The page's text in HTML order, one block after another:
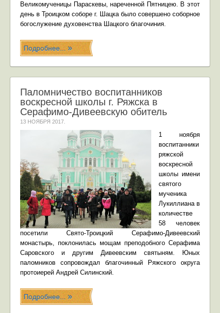
Великомученицы Параскевы, нареченной Пятницею. В этот
день в Троицком соборе г. Шацка было совершено соборное
богослужение духовенства Шацкого благочиния.
Подробнее...
Паломничество воспитанников
воскресной школы г. Ряжска в
Серафимо-Дивеевскую обитель
13 НОЯБРЯ 2017
1 ноября
воспитанники
ряжской
воскресной
школы имени
святого
мученика
Лукиллиана в
количестве
58 человек
посетили Свято-Троицкий Серафимо-Дивеевский
монастырь, поклонилась мощам преподобного Серафима
Саровского и другим Дивеевским святыням. Юных
паломников сопровождал благочинный Ряжского округа
протоиерей Андрей Силинский.
Подробнее...